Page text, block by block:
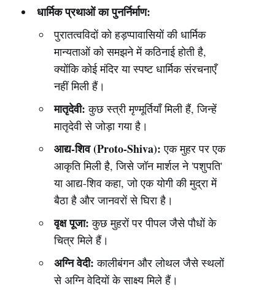
धार्मिक प्रथाओं का पुनर्निर्माण:
पुरातत्वविदों को हड़प्पावासियों की धार्मिक
मान्यताओं को समझने में कठिनाई होती है,
क्योंकि कोई मंदिर या स्पष्ट धार्मिक संरचनाएँ
नहीं मिली हैं।
मातृदेवी: कुछ स्त्री मृण्मूर्तियाँ मिली हैं, जिन्हें
मातृदेवी से जोड़ा गया है।
आद्य-शिव (Proto-Shiva): एक मुहर पर एक
आकृति मिली है, जिसे जॉन मार्शल ने 'पशुपति'
या आद्य-शिव कहा, जो एक योगी की मुद्रा में
बैठा है और जानवरों से घिरा है।
वृक्ष पूजा: कुछ मुहरों पर पीपल जैसे पौधों के
चित्र मिले हैं।
अग्नि वेदी: कालीबंगन और लोथल जैसे स्थलों
से अग्नि वेदियों के साक्ष्य मिले हैं।